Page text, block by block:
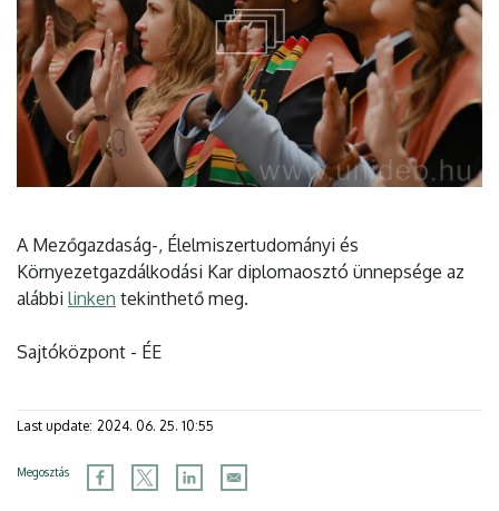
A Mezőgazdaság-, Élelmiszertudományi és
Környezetgazdálkodási Kar diplomaosztó ünnepsége az
alábbi linken tekinthető meg.
Sajtóközpont - ÉE
Last update: 2024. 06. 25. 10:55
Megosztás